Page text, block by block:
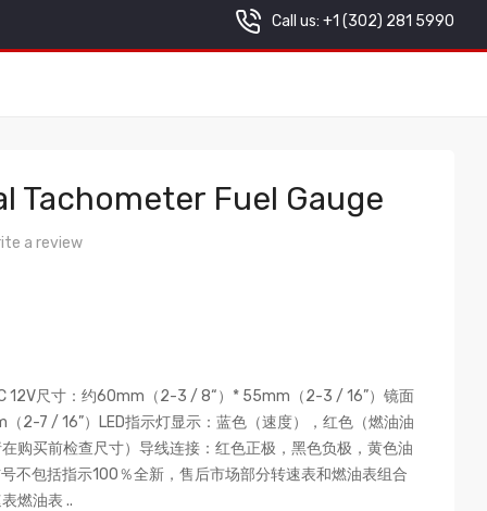
Call us: +1 (302) 281 5990
Tachometer Fuel Gauge
a review
12V尺寸：约60mm（2-3 / 8“）* 55mm（2-3 / 16”）镜面
2-7 / 16”）LED指示灯显示：蓝色（速度），红色（燃油油
购买前检查尺寸）导线连接：红色正极，黑色负极，黄色油
不包括指示100％全新，售后市场部分转速表和燃油表组合
燃油表 ..